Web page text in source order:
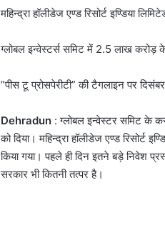
महिन्द्रा हॉलीडेज एण्ड रिसोर्ट
ग्लोबल इन्वेस्टर्स समिट में 2.5 लाख करोड़
”पीस टू प्रोसपेरीटी” की टैगलाइन पर
Dehradun : ग्लोबल इन्वेस्टर समिट के
को दिया। महिन्द्रा हॉलीडेज एण्ड
किया गया। पहले ही दिन इतने बड़े निवेश
सरकार भी कितनी तत्पर है।